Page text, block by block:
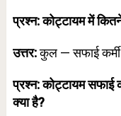
प्रश्न: कोट्टायम में
उत्तर:कुल — सफाई कर्मी
प्रश्न: कोट्टायम सफाई
क्या है?